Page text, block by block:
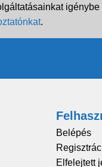
.
Belépés
Elfelejtett